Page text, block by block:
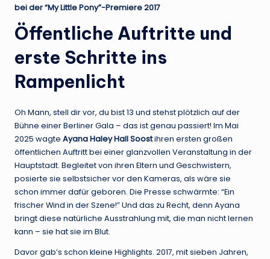
bei der “My Little Pony”-Premiere 2017
Öffentliche Auftritte und
erste Schritte ins
Rampenlicht
Oh Mann, stell dir vor, du bist 13 und stehst plötzlich auf der
Bühne einer Berliner Gala – das ist genau passiert! Im Mai
2025 wagte Ayana Haley Hall Soostihren ersten großen
öffentlichen Auftritt bei einer glanzvollen Veranstaltung in der
Hauptstadt. Begleitet von ihren Eltern und Geschwistern,
posierte sie selbstsicher vor den Kameras, als wäre sie
schon immer dafür geboren. Die Presse schwärmte: “Ein
frischer Wind in der Szene!” Und das zu Recht, denn Ayana
bringt diese natürliche Ausstrahlung mit, die man nicht lernen
kann – sie hat sie im Blut.
Davor gab’s schon kleine Highlights. 2017, mit sieben Jahren,